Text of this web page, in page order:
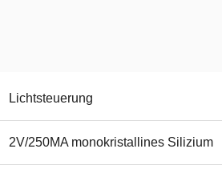
Lichtsteuerung
2V/250MA monokristallines Silizium